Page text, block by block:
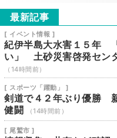
最新記事
[ イベント情報 ]
紀伊半島大水害１５年
い」 土砂災害啓発セン
（14時間前）
[ スポーツ「躍動」 ]
剣道で４２年ぶり優勝
健闘
（14時間前）
[ 尾鷲市 ]